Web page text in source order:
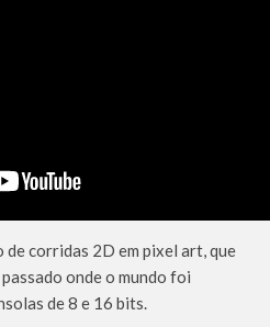
de corridas 2D em pixel art, que
onde o mundo foi
de 8 e 16 bits.